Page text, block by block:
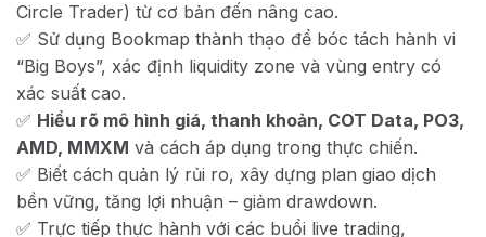
Circle Trader) từ cơ bản đến nâng cao.
✅ Sử dụng Bookmap thành thạo để bóc tách hành vi
“Big Boys”, xác định liquidity zone và vùng entry có
xác suất cao.
✅ Hiểu rõ mô hình giá, thanh khoản, COT Data, PO3,
AMD, MMXM và cách áp dụng trong thực chiến.
✅ Biết cách quản lý rủi ro, xây dựng plan giao dịch
bền vững, tăng lợi nhuận – giảm drawdown.
✅ Trực tiếp thực hành với các buổi live trading,